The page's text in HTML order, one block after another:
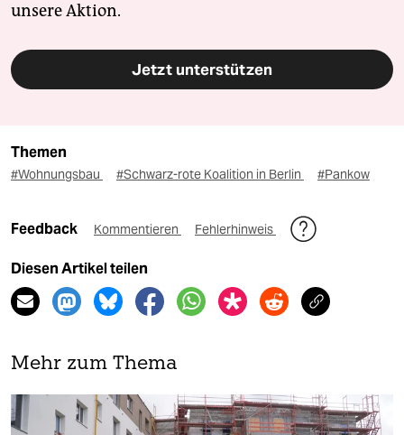
unsere Aktion.
Jetzt unterstützen
Themen
#Wohnungsbau #Schwarz-rote Koalition in Berlin #Pankow
Feedback Kommentieren Fehlerhinweis
Diesen Artikel teilen
Mehr zum Thema